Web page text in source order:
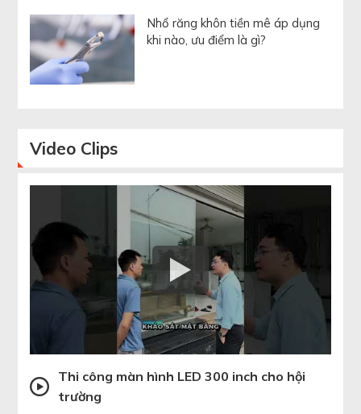
Nhổ răng khôn tiền mê áp dụng
khi nào, ưu điểm là gì?
Video Clips
Thi công màn hình LED 300 inch cho hội
trường